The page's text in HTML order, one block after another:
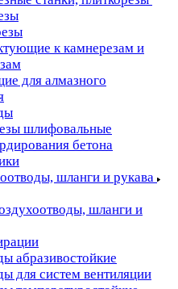
к камнерезам и
для алмазного
шлифовальные
бетона
шланги и рукава
шланги и
абразивостойкие
для систем вентиляции